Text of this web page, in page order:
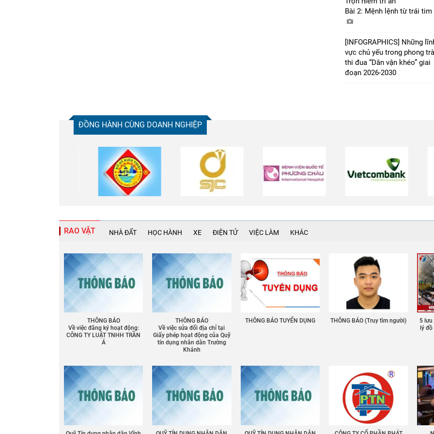
Bài 2: Mệnh lệnh từ trái tim
[INFOGRAPHICS] Những
vực chủ yếu trong phong
thi đua “Dân vận khéo” giai
đoạn 2026-2030
ĐỒNG HÀNH CÙNG DOANH NGHIỆP
RAO VẶT NHÀ ĐẤT HỌC HÀNH XE ĐIỆN TỬ VIỆC LÀM KHÁC
THÔNG BÁO
Về việc đăng ký hoạt động:
CÔNG TY LUẬT TNHH TRẦN
Á
THÔNG BÁO
Về việc sửa đổi địa chỉ tại
Giấy phép họat động của Quỹ
tín dụng nhân dân Trường
Khánh
THÔNG BÁO TUYỂN DỤNG THÔNG BÁO (Truy tìm người)
5
lý